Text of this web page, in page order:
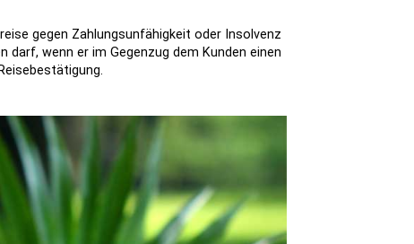
gegen Zahlungsunfähigkeit oder Insolvenz
darf, wenn er im Gegenzug dem Kunden einen